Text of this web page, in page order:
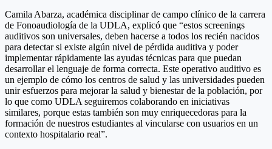
Camila Abarza, académica disciplinar de campo clínico de la carrera
de Fonoaudiología de la UDLA, explicó que “estos screenings
auditivos son universales, deben hacerse a todos los recién nacidos
para detectar si existe algún nivel de pérdida auditiva y poder
implementar rápidamente las ayudas técnicas para que puedan
desarrollar el lenguaje de forma correcta. Este operativo auditivo es
un ejemplo de cómo los centros de salud y las universidades pueden
unir esfuerzos para mejorar la salud y bienestar de la población, por
lo que como UDLA seguiremos colaborando en iniciativas
similares, porque estas también son muy enriquecedoras para la
formación de nuestros estudiantes al vincularse con usuarios en un
contexto hospitalario real”.